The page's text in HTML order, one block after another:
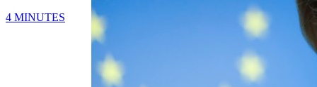
4 MINUTES